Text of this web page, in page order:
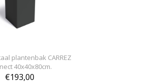
plantenbak CARREZ
40x40x80cm.
€193,00